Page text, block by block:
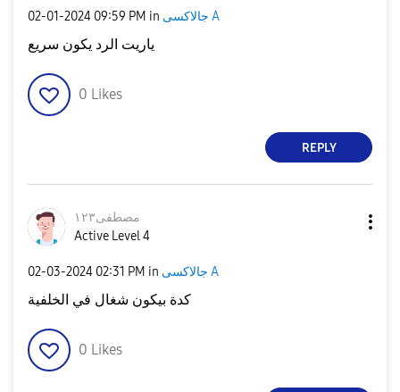
‎02-01-2024 09:59 PM in جالاكسى A
ياريت الرد يكون سريع
0 Likes
REPLY
مصطفى١٢٣
Active Level 4
‎02-03-2024 02:31 PM in جالاكسى A
كدة بيكون شغال في الخلفية
0 Likes